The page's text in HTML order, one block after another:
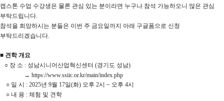
캡스톤 수업 수강생은 물론 관심 있는 분이라면 누구나 참석 가능하오니 많은 관심
부탁드립니다.
참석을 희망하시는 분들은 이번 주 금요일까지 아래 구글폼으로 신청
부탁드리겠습니다.
■ 견학 개요
○ 장 소 : 성남시니어산업혁신센터 (경기도 성남)
→ https://www.ssiic.or.kr/main/index.php
○ 일 시 : 2025년 9월 17일(화) 오후 2시 ~ 오후 4시
○ 내 용 : 체험 및 견학